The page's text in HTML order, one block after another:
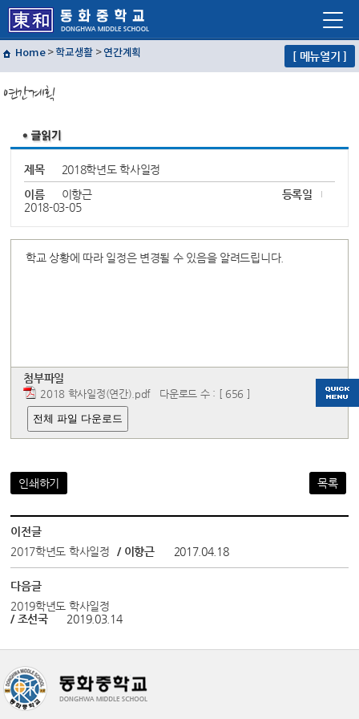
학교혁신
Home>학교생활 >연간계획 [ 메뉴열기 ]
연간계획
제목
2018학년도 학사일정
이름
이향근
등록일
2018-03-05
학교 상황에 따라 일정은 변경될 수 있음을 알려드립니다.
첨부파일
2018 학사일정(연간).pdf 다운로드 수 : [ 656 ]
전체 파일 다운로드
인쇄하기 목록
이전글
2017학년도 학사일정
/ 이향근 2017.04.18
다음글
2019학년도 학사일정
/ 조선국
2019.03.14